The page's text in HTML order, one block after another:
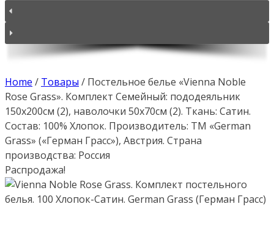
Home / Товары / Постельное белье «Vienna Noble
Rose Grass». Комплект Семейный: пододеяльник
150х200см (2), наволочки 50х70см (2). Ткань: Сатин.
Состав: 100% Хлопок. Производитель: ТМ «German
Grass» («Герман Грасс»), Австрия. Страна
производства: Россия
Распродажа!